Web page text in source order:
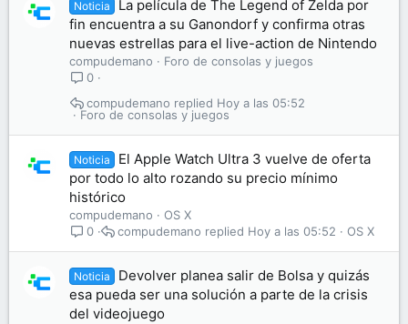
Noticia
La película de The Legend of Zelda por
fin encuentra a su Ganondorf y confirma otras
nuevas estrellas para el live-action de Nintendo
compudemano
Foro de consolas y juegos
0
Foro de consolas y juegos
Hoy a las 05:52
compudemano
Noticia
El Apple Watch Ultra 3 vuelve de oferta
por todo lo alto rozando su precio mínimo
histórico
compudemano
OS X
0
OS X
Hoy a las 05:52
compudemano
Noticia
Devolver planea salir de Bolsa y quizás
esa pueda ser una solución a parte de la crisis
del videojuego